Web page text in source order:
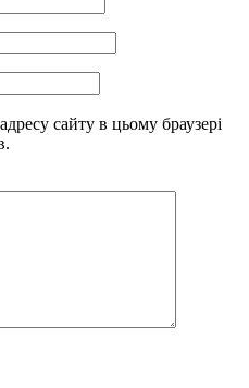
сайту в цьому браузері